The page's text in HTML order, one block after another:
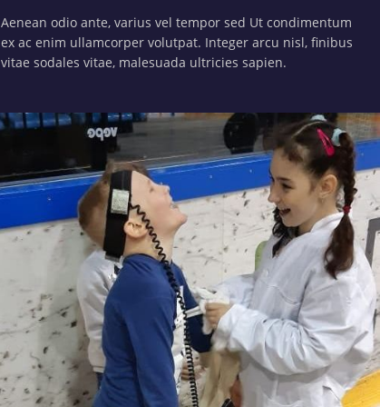
Aenean odio ante, varius vel tempor sed Ut condimentum
ex ac enim ullamcorper volutpat. Integer arcu nisl, finibus
vitae sodales vitae, malesuada ultricies sapien.